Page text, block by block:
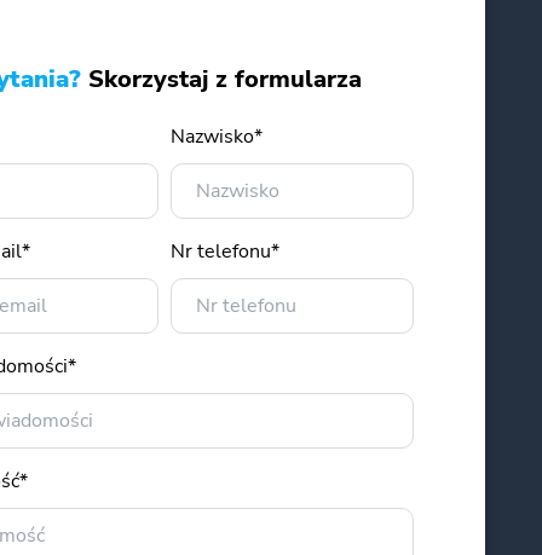
Skorzystaj z formularza
Nazwisko*
Nr telefonu*